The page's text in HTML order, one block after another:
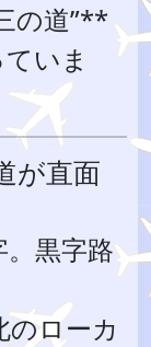
の道”**
いま
が直面
。黒字路
のローカ